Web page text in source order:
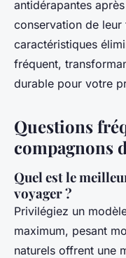
antidérapantes
conservation de
caractéristiques
fréquent,
durable pour votre
Questions
compagnons
Quel est le
voyager ?
Privilégiez un
maximum, pesant
naturels offrent une